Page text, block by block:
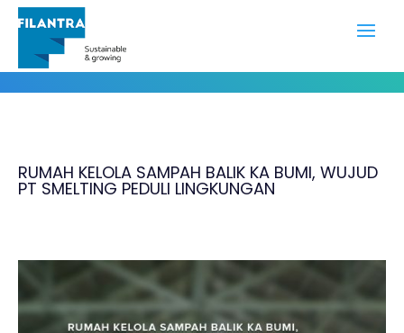
Studi Kasus
RUMAH KELOLA SAMPAH BALIK KA BUMI, WUJUD
PT SMELTING PEDULI LINGKUNGAN